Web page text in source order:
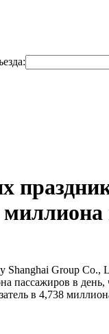
Shanghai Group
пассажиров в
в 4,738